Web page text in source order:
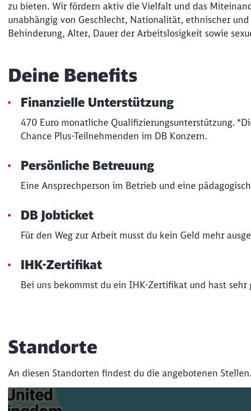
zu bieten. Wir fördern aktiv die Vielfalt und das
unabhängig von Geschlecht, Nationalität, ethnischer
Behinderung, Alter, Dauer der Arbeitslosigkeit sowie
Deine Benefits
Finanzielle Unterstützung
470 Euro monatliche Qualifizierungsunterstützung.
Chance Plus-Teilnehmenden im DB Konzern.
Persönliche Betreuung
Eine Ansprechperson im Betrieb und eine
DB Jobticket
Für den Weg zur Arbeit musst du kein Geld mehr
IHK-Zertifikat
Bei uns bekommst du ein IHK-Zertifikat und hast
Standorte
An diesen Standorten findest du die angebotenen Stellen.